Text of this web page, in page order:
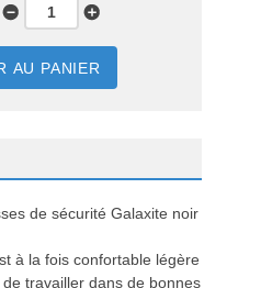
AU PANIER
de sécurité Galaxite noir
à la fois confortable légère
travailler dans de bonnes